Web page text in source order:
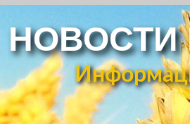
НОВОСТИ